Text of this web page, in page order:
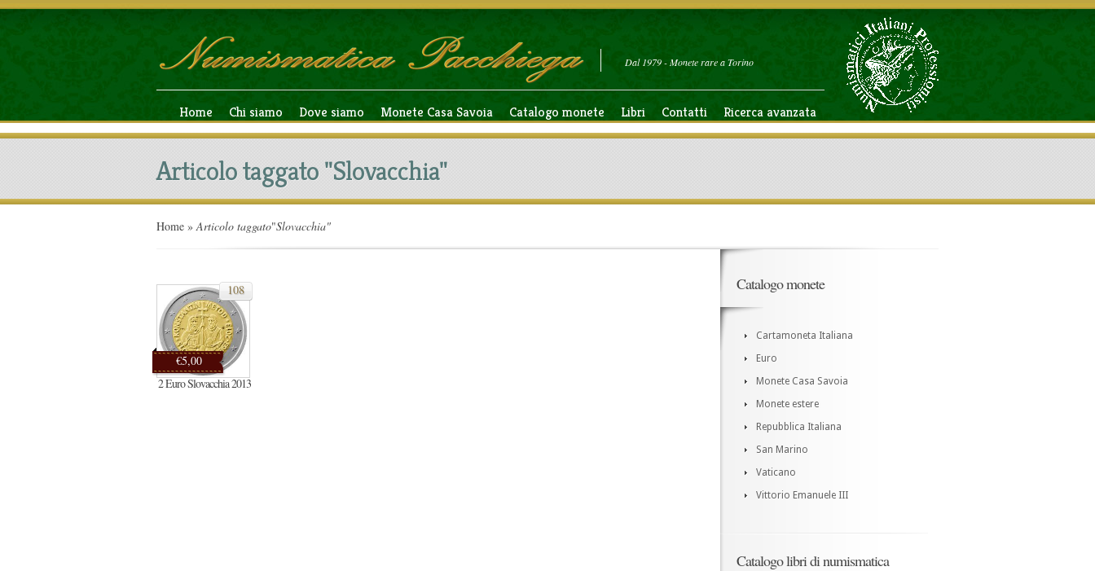
Dal 1979 - Monete rare a Torino
Home Chi siamo Dove siamo Monete Casa Savoia Catalogo monete Libri Contatti Ricerca avanzata
Articolo taggato "Slovacchia"
Home » Articolo taggato"Slovacchia"
€5,00
108
2 Euro Slovacchia 2013
Catalogo monete
Cartamoneta Italiana
Euro
Monete Casa Savoia
Monete estere
Repubblica Italiana
San Marino
Vaticano
Vittorio Emanuele III
Catalogo libri di numismatica